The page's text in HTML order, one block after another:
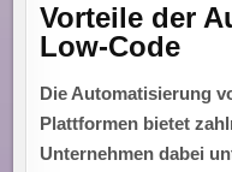
Vorteile der
Low-Code
Die Automatisierung
Plattformen bietet
Unternehmen dabei